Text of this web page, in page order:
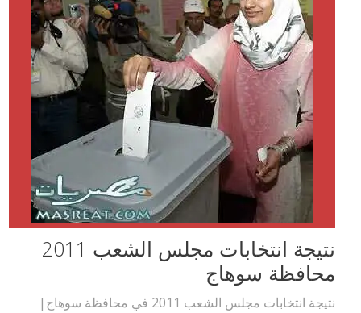
نتيجة انتخابات مجلس الشعب 2011
محافظة سوهاج
نتيجة انتخابات مجلس الشعب 2011 في محافظة سوهاج|